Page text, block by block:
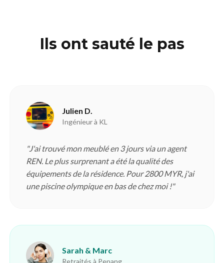
Ils ont sauté le pas
Julien D.
Ingénieur à KL
"J'ai trouvé mon meublé en 3 jours via un agent
REN. Le plus surprenant a été la qualité des
équipements de la résidence. Pour 2800 MYR, j'ai
une piscine olympique en bas de chez moi !"
Sarah & Marc